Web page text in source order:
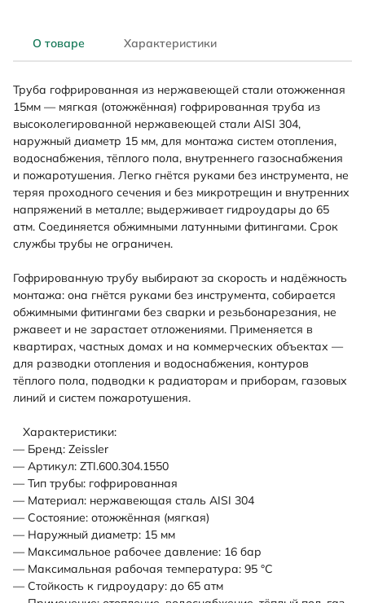
О товаре Характеристики
Труба гофрированная из нержавеющей стали отожженная
15мм — мягкая (отожжённая) гофрированная труба из
высоколегированной нержавеющей стали AISI 304,
наружный диаметр 15 мм, для монтажа систем отопления,
водоснабжения, тёплого пола, внутреннего газоснабжения
и пожаротушения. Легко гнётся руками без инструмента, не
теряя проходного сечения и без микротрещин и внутренних
напряжений в металле; выдерживает гидроудары до 65
атм. Соединяется обжимными латунными фитингами. Срок
службы трубы не ограничен.
Гофрированную трубу выбирают за скорость и надёжность
монтажа: она гнётся руками без инструмента, собирается
обжимными фитингами без сварки и резьбонарезания, не
ржавеет и не зарастает отложениями. Применяется в
квартирах, частных домах и на коммерческих объектах —
для разводки отопления и водоснабжения, контуров
тёплого пола, подводки к радиаторам и приборам, газовых
линий и систем пожаротушения.
Характеристики:
— Бренд: Zeissler
— Артикул: ZTI.600.304.1550
— Тип трубы: гофрированная
— Материал: нержавеющая сталь AISI 304
— Состояние: отожжённая (мягкая)
— Наружный диаметр: 15 мм
— Максимальное рабочее давление: 16 бар
— Максимальная рабочая температура: 95 °С
— Стойкость к гидроудару: до 65 атм